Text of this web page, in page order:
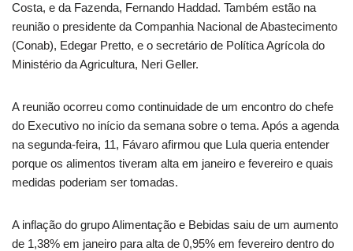
Costa, e da Fazenda, Fernando Haddad. Também estão na
reunião o presidente da Companhia Nacional de Abastecimento
(Conab), Edegar Pretto, e o secretário de Política Agrícola do
Ministério da Agricultura, Neri Geller.
A reunião ocorreu como continuidade de um encontro do chefe
do Executivo no início da semana sobre o tema. Após a agenda
na segunda-feira, 11, Fávaro afirmou que Lula queria entender
porque os alimentos tiveram alta em janeiro e fevereiro e quais
medidas poderiam ser tomadas.
A inflação do grupo Alimentação e Bebidas saiu de um aumento
de 1,38% em janeiro para alta de 0,95% em fevereiro dentro do